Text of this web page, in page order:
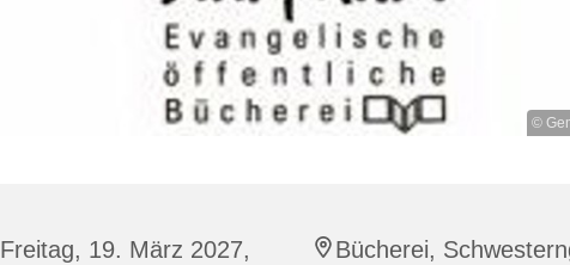
©
Freitag, 19. März 2027,
Bücherei,